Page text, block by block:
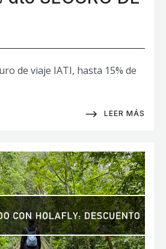
de viaje IATI, hasta 15% de
LEER MÁS